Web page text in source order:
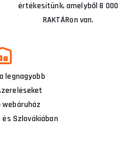
értékesítünk, amelyből 8 000
RAKTÁRon van.
legnagyobb
Szlovákiában